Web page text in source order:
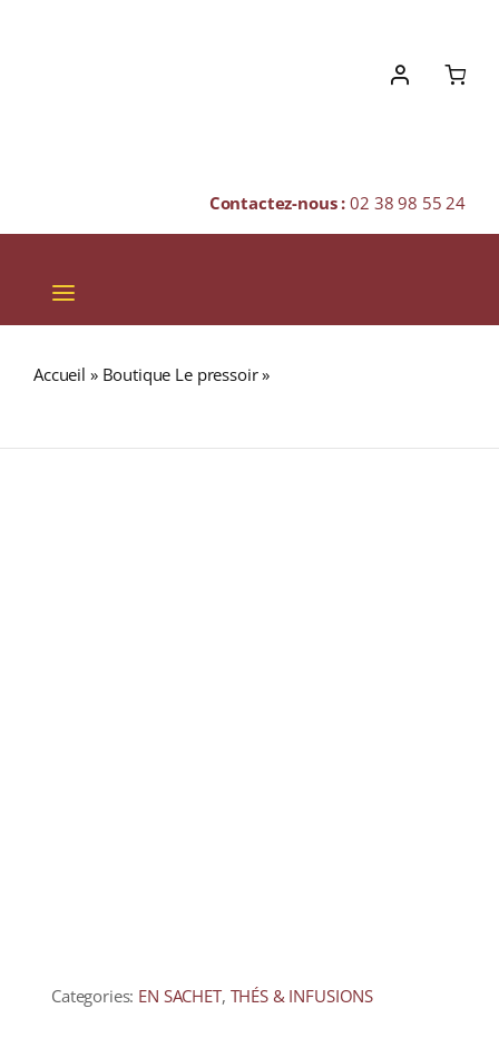
Contactez-nous :02 38 98 55 24
Toggle
Navigation
SPIRITUEUX
Accueil » Boutique Le pressoir»
Categories: EN SACHET, THÉS & INFUSIONS